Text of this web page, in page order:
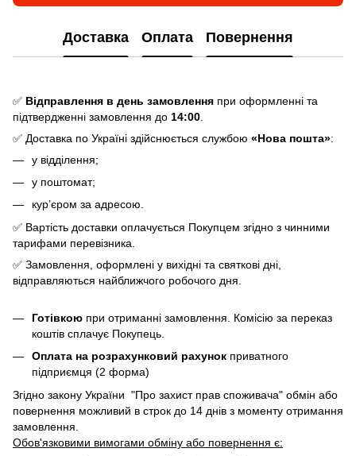
Доставка Оплата Повернення
✅ Відправлення в день замовлення при оформленні та
підтвердженні замовлення до 14:00
✅ Доставка по Україні здійснюється службою «Нова пошта»:
у відділення;
у поштомат;
кур’єром за адресою.
✅ Вартість доставки оплачується Покупцем згідно з чинними
тарифами перевізника.
✅ Замовлення, оформлені у вихідні та святкові дні,
відправляються найближчого робочого дня.
Готівкою при отриманні замовлення. Комісію за переказ
коштів сплачує Покупець.
Оплата на розрахунковий рахунок приватного
підприємця (2 форма)
Згідно закону України "Про захист прав споживача" обмін або
повернення можливий в строк до 14 днів з моменту отримання
замовлення.
Обов'язковими вимогами обміну або повернення є: